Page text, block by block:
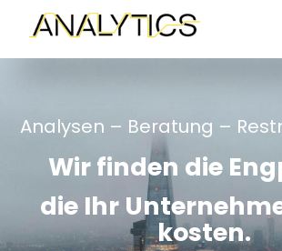
Analysen – Beratung –
Wir finden die
die Ihr
kosten.